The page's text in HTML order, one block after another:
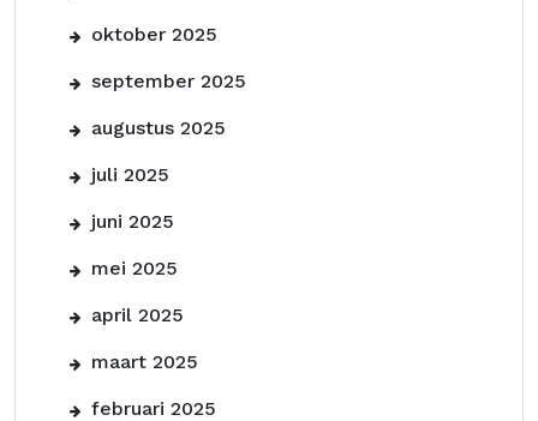
oktober 2025
september 2025
augustus 2025
juli 2025
juni 2025
mei 2025
april 2025
maart 2025
februari 2025